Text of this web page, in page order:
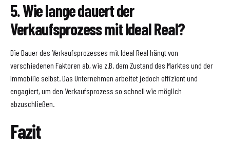
5. Wie lange dauert der
Verkaufsprozess mit Ideal Real?
Die Dauer des Verkaufsprozesses mit Ideal Real hängt von
verschiedenen Faktoren ab, wie z.B. dem Zustand des Marktes und der
Immobilie selbst. Das Unternehmen arbeitet jedoch effizient und
engagiert, um den Verkaufsprozess so schnell wie möglich
abzuschließen.
Fazit